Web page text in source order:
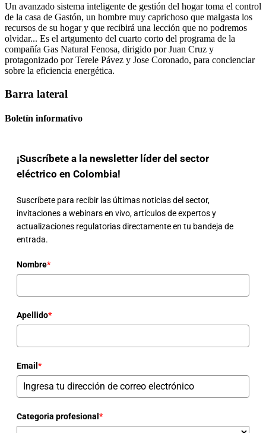
Un avanzado sistema inteligente de gestión del hogar toma el control
de la casa de Gastón, un hombre muy caprichoso que malgasta los
recursos de su hogar y que recibirá una lección que no podremos
olvidar... Es el artgumento del cuarto corto del programa de la
compañía Gas Natural Fenosa, dirigido por Juan Cruz y
protagonizado por Terele Pávez y Jose Coronado, para concienciar
sobre la eficiencia energética.
Barra lateral
Boletín informativo
¡Suscríbete a la newsletter líder del sector
eléctrico en Colombia!
Suscríbete para recibir las últimas noticias del sector,
invitaciones a webinars en vivo, artículos de expertos y
actualizaciones regulatorias directamente en tu bandeja de
entrada.
Nombre*
Apellido*
Email *
Categoria profesional *